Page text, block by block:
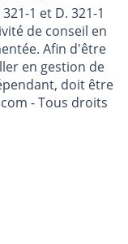
le guide de
en
1 et D. 321-1
de conseil en
Afin d'être
en gestion de
doit être